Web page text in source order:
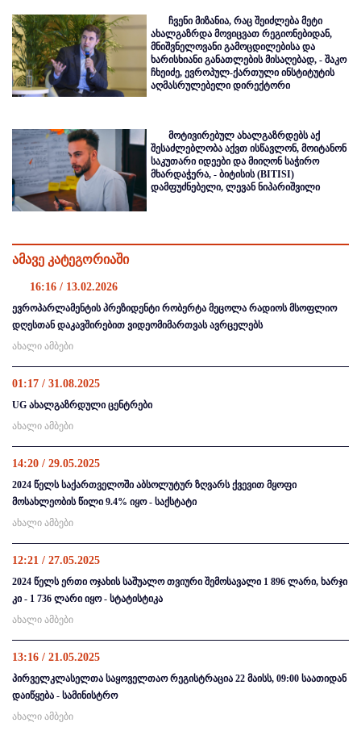
ჩვენი მიზანია, რაც შეიძლება მეტი
ახალგაზრდა მოვიცვათ რეგიონებიდან,
მნიშვნელოვანი გამოცდილებისა და
ხარისხიანი განათლების მისაღებად, - შაკო
ჩხეიძე, ევროპულ-ქართული ინსტიტუტის
აღმასრულებელი დირექტორი
მოტივირებულ ახალგაზრდებს აქ
შესაძლებლობა აქვთ ისწავლონ, მოიტანონ
საკუთარი იდეები და მიიღონ საჭირო
მხარდაჭერა, - ბიტისის (BITISI)
დამფუძნებელი, ლევან ნიპარიშვილი
ამავე კატეგორიაში
16:16 / 13.02.2026
ევროპარლამენტის პრეზიდენტი რობერტა მეცოლა რადიოს მსოფლიო
დღესთან დაკავშირებით ვიდეომიმართვას ავრცელებს
ახალი ამბები
01:17 / 31.08.2025
UG ახალგაზრდული ცენტრები
ახალი ამბები
14:20 / 29.05.2025
2024 წელს საქართველოში აბსოლუტურ ზღვარს ქვევით მყოფი
მოსახლეობის წილი 9.4% იყო - საქსტატი
ახალი ამბები
12:21 / 27.05.2025
2024 წელს ერთი ოჯახის საშუალო თვიური შემოსავალი 1 896 ლარი, ხარჯი
კი - 1 736 ლარი იყო - სტატისტიკა
ახალი ამბები
13:16 / 21.05.2025
პირველკლასელთა საყოველთაო რეგისტრაცია 22 მაისს, 09:00 საათიდან
დაიწყება - სამინისტრო
ახალი ამბები